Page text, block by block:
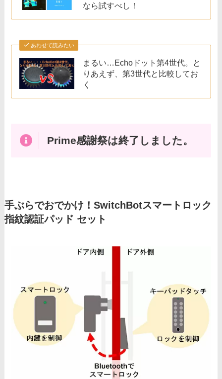
なら試すべし！
あわせて読みたい
まるい…Echoドット第4世代。と
りあえず、第3世代と比較してお
く
Prime感謝祭は終了しました。
手ぶらでおでかけ！SwitchBotスマートロック
指紋認証パッド セット